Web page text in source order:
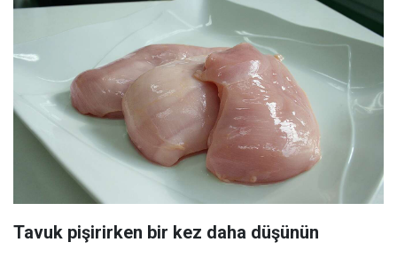
Tavuk pişirirken bir kez daha düşünün